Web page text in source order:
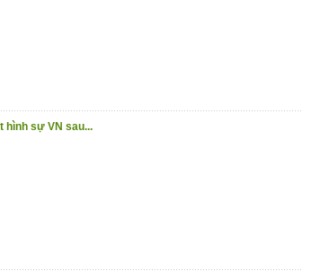
hình sự VN sau...